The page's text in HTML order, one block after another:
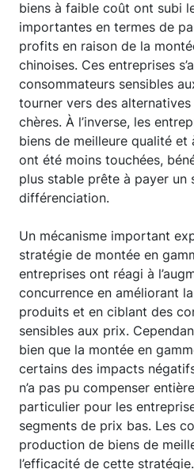
biens à faible coût ont subi
importantes en termes de
profits en raison de la
chinoises. Ces entreprises
consommateurs sensibles
tourner vers des
chères. À l’inverse, les
biens de meilleure qualité et
ont été moins touchées,
plus stable prête à payer un
différenciation.
Un mécanisme important
stratégie de montée en
entreprises ont réagi à
concurrence en améliorant
produits et en ciblant des
sensibles aux prix.
bien que la montée en
certains des impacts
n’a pas pu compenser
particulier pour les
segments de prix bas. Les
production de biens de
l’efficacité de cette stratégie.